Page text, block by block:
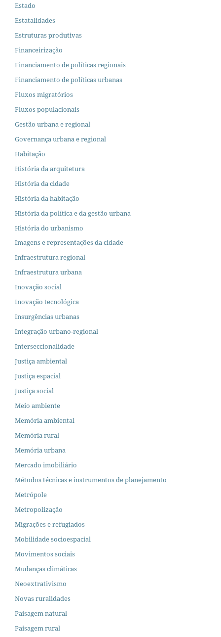
Estado
Estatalidades
Estruturas produtivas
Financeirização
Financiamento de políticas regionais
Financiamento de políticas urbanas
Fluxos migratórios
Fluxos populacionais
Gestão urbana e regional
Governança urbana e regional
Habitação
História da arquitetura
História da cidade
História da habitação
História da política e da gestão urbana
História do urbanismo
Imagens e representações da cidade
Infraestrutura regional
Infraestrutura urbana
Inovação social
Inovação tecnológica
Insurgências urbanas
Integração urbano-regional
Interseccionalidade
Justiça ambiental
Justiça espacial
Justiça social
Meio ambiente
Memória ambiental
Memória rural
Memória urbana
Mercado imobiliário
Métodos técnicas e instrumentos de planejamento
Metrópole
Metropolização
Migrações e refugiados
Mobilidade socioespacial
Movimentos sociais
Mudanças climáticas
Neoextrativismo
Novas ruralidades
Paisagem natural
Paisagem rural